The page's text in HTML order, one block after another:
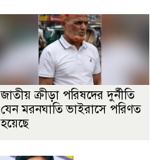
জাতীয় ক্রীড়া পরিষদের দুর্নীতি
যেন মরনঘাতি ভাইরাসে পরিণত
হয়েছে